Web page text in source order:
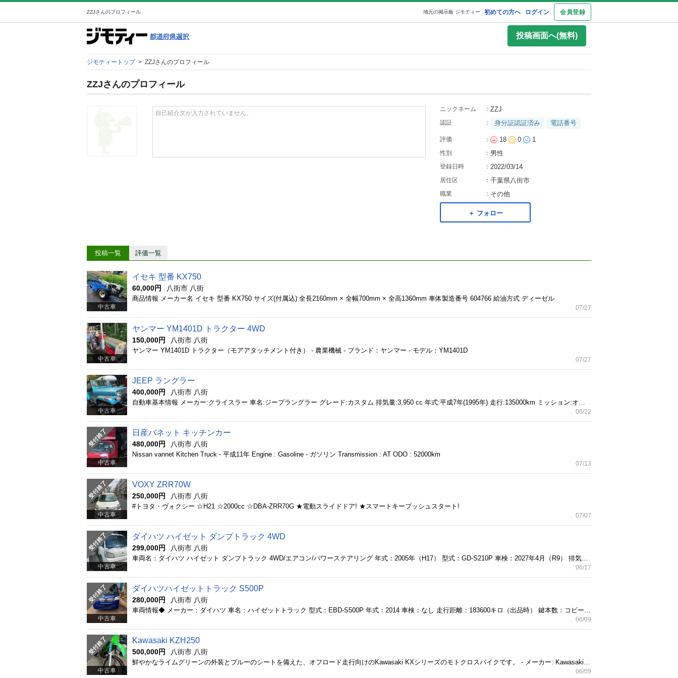
ZZJさんのプロフィール 初めての方へ ログイン 会員登録
地元の掲示板 ジモティー
投稿画面へ(無料)
ジモティートップ > ZZJさんのプロフィール
ZZJさんのプロフィール
自己紹介文が入力されていません。
ニックネーム ： ZZJ
認証 ： 身分証認証済み 電話番号
評価 ： 18 0 1
性別 ： 男性
登録日時 ： 2022/03/14
居住区 ： 千葉県八街市
職業 ： その他
＋ フォロー
投稿一覧 評価一覧
中古車
イセキ 型番 KX750
60,000円 八街市 八街
商品情報 メーカー名 イセキ 型番 KX750 サイズ(付属込) 全長2160mm × 全幅700mm × 全高1360mm 車体製造番号 604766 給油方式 ディーゼル
07/27
中古車
ヤンマー YM1401D トラクター 4WD
150,000円 八街市 八街
ヤンマー YM1401D トラクター（モアアタッチメント付き） - 農業機械 - ブランド：ヤンマー - モデル：YM1401D
07/27
中古車
JEEP ラングラー
400,000円 八街市 八街
06/22
中古車
日産バネット キッチンカー
480,000円 八街市 八街
Nissan vannet Kitchen Truck - 平成11年 Engine : Gasoline - ガソリン Transmission : AT ODO : 52000km
07/13
中古車
VOXY ZRR70W
250,000円 八街市 八街
#トヨタ・ヴォクシー ☆H21 ☆2000cc ☆DBA-ZRR70G ★電動スライドドア! ★スマートキープッシュスタート!
07/07
中古車
ダイハツ ハイゼット ダンプトラック 4WD
299,000円 八街市 八街
06/17
中古車
ダイハツハイゼットトラック S500P
280,000円 八街市 八街
06/09
中古車
Kawasaki KZH250
500,000円 八街市 八街
06/09